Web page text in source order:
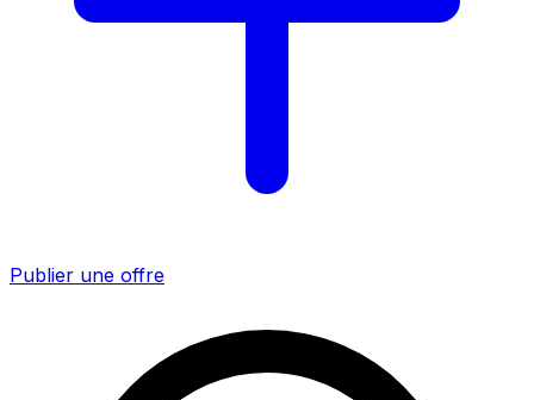
Publier une offre